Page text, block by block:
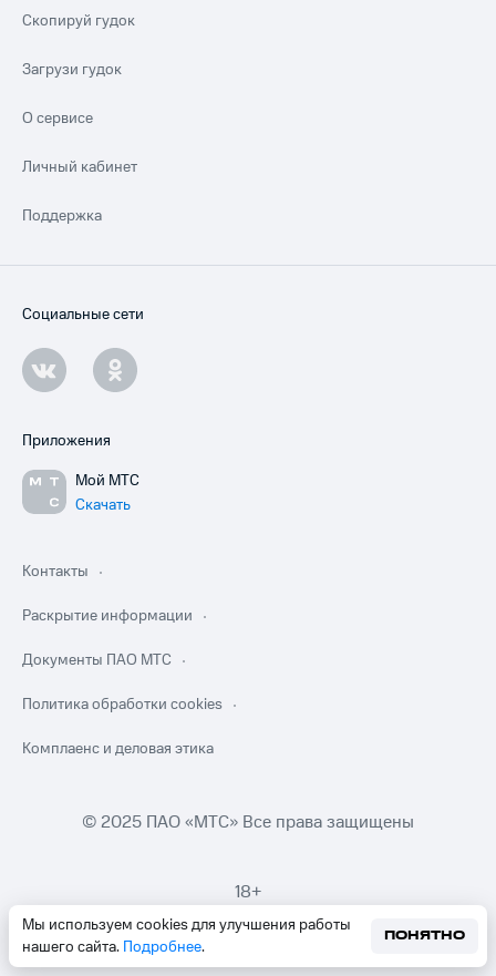
Мы используем cookies для улучшения работы
нашего сайта. Подробнее.
ПОНЯТНО
Скопируй гудок
Загрузи гудок
О сервисе
Личный кабинет
Поддержка
Социальные сети
Приложения
Мой МТС
Скачать
Контакты
Раскрытие информации
Документы ПАО МТС
Политика обработки cookies
Комплаенс и деловая этика
© 2025 ПАО «МТС» Все права защищены
18+